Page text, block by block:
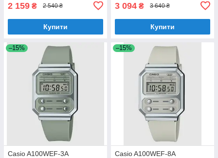
2 159 ₴ 2 540 ₴
Купити
3 094 ₴ 3 640 ₴
Купити
–15%
Casio A100WEF-3A
–15%
Casio A100WEF-8A